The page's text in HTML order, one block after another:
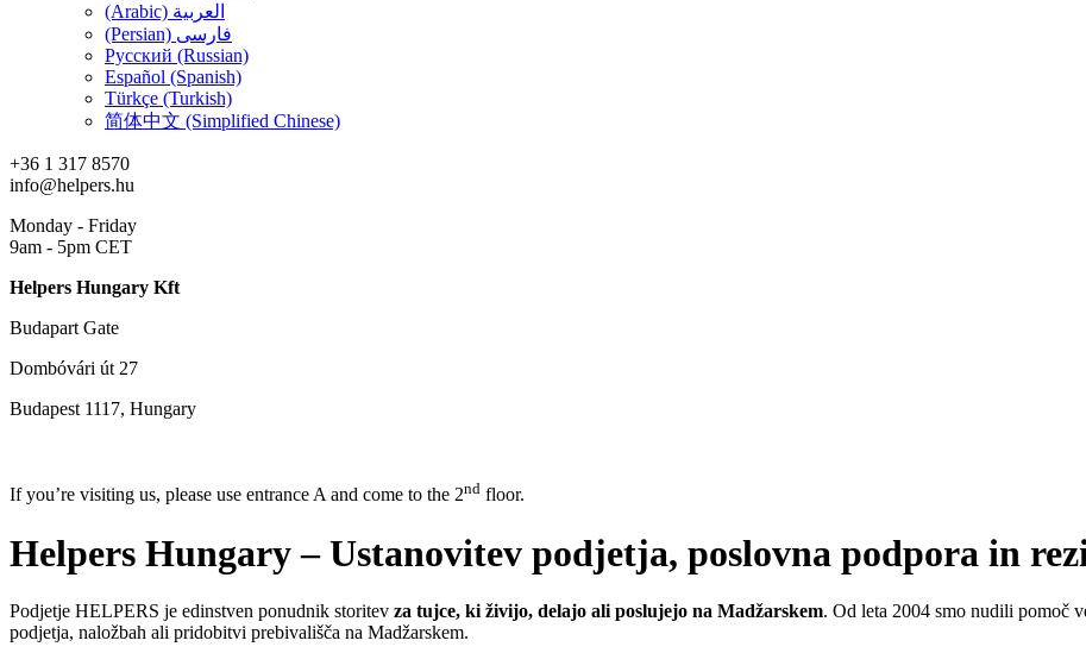
(Arabic) العربية
(Persian) فارسی
Русский (Russian)
Español (Spanish)
Türkçe (Turkish)
简体中文 (Simplified Chinese)
+36 1 317 8570
info@helpers.hu
Monday - Friday
9am - 5pm CET
Helpers Hungary Kft
Budapart Gate
Dombóvári út 27
Budapest 1117, Hungary
If you’re visiting us, please use entrance A and come to the 2nd floor.
Helpers Hungary – Ustanovitev podjetja, poslovna podpora in
Podjetje HELPERS je edinstven ponudnik storitev za tujce, ki živijo, delajo ali poslujejo na Madžarskem. Od leta 2004 smo nudili pomoč
podjetja, naložbah ali pridobitvi prebivališča na Madžarskem.